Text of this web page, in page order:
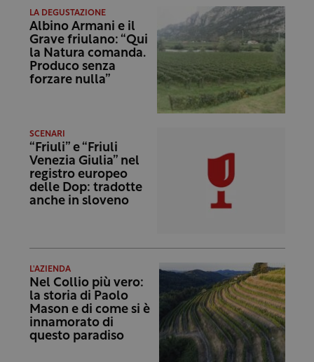
LA DEGUSTAZIONE
Albino Armani e il
Grave friulano: “Qui
la Natura comanda.
Produco senza
forzare nulla”
SCENARI
“Friuli” e “Friuli
Venezia Giulia” nel
registro europeo
delle Dop: tradotte
anche in sloveno
L'AZIENDA
Nel Collio più vero:
la storia di Paolo
Mason e di come si è
innamorato di
questo paradiso